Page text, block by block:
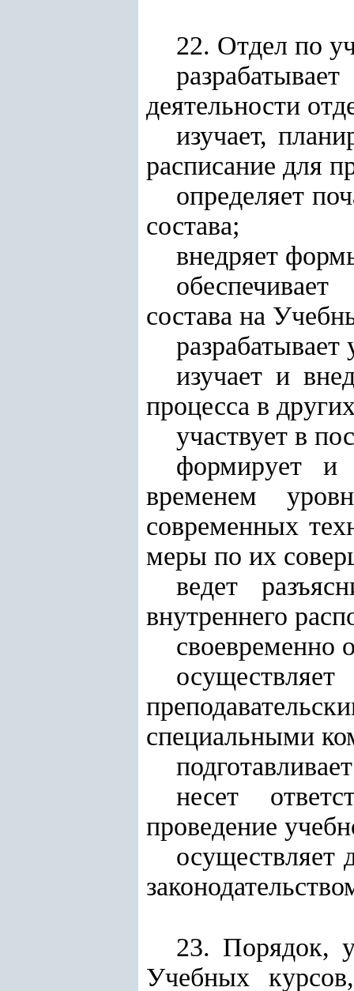
22. Отдел по
деятельности
изучает,
расписание для
определяет
состава;
внедряет
состава на
изучает и
процесса в
участвует в
формирует и
временем
современных
меры по их
ведет
внутреннего
своевременно
специальными
несет
проведение
осуществляет
23. Порядок,
Учебных